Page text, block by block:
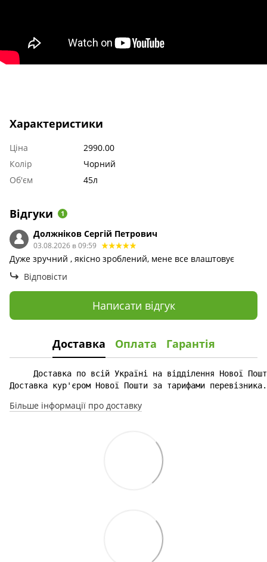
Характеристики
Ціна
2990.00
Колір
Чорний
Об'єм
45л
Відгуки 1
Должніков Сергій Петрович
03.08.2026 в 09:59
Дуже зручний , якісно зроблений, мене все влаштовує
Відповісти
Написати відгук
Доставка Оплата Гарантія
Доставка кур'єром Нової Пошти за тарифами перевізника.
Більше інформації про доставку